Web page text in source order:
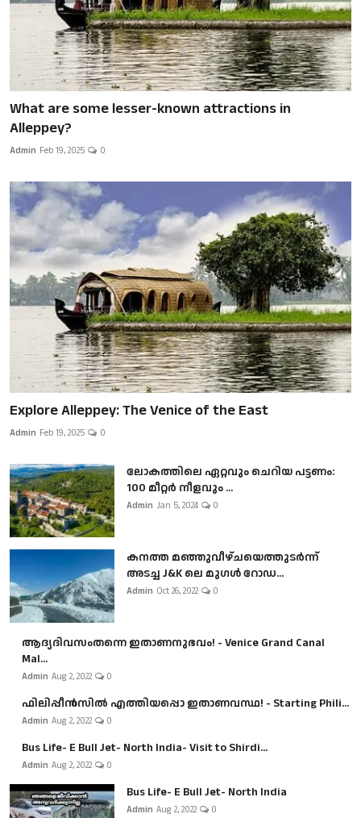
What are some lesser-known attractions in
Alleppey?
Admin Feb 19, 2025 0
Explore Alleppey: The Venice of the East
Admin Feb 19, 2025 0
ലോകത്തിലെ ഏറ്റവും ചെറിയ പട്ടണം:
100 മീറ്റർ നീളവും ...
Admin Jan 5, 2024 0
കനത്ത മഞ്ഞുവീഴ്ചയെത്തുടർന്ന്
അടച്ച J&K ലെ മുഗൾ റോഡ...
Admin Oct 26, 2022 0
ആദ്യദിവസംതന്നെ ഇതാണനുഭവം! - Venice Grand Canal
Mal...
Admin Aug 2, 2022 0
ഫിലിപ്പീൻസിൽ എത്തിയപ്പൊ ഇതാണവസ്ഥ! - Starting Phili...
Admin Aug 2, 2022 0
Bus Life- E Bull Jet- North India- Visit to Shirdi...
Admin Aug 2, 2022 0
Bus Life- E Bull Jet- North India
Admin Aug 2, 2022 0